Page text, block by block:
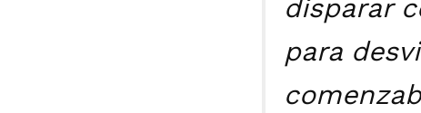
disparar
para